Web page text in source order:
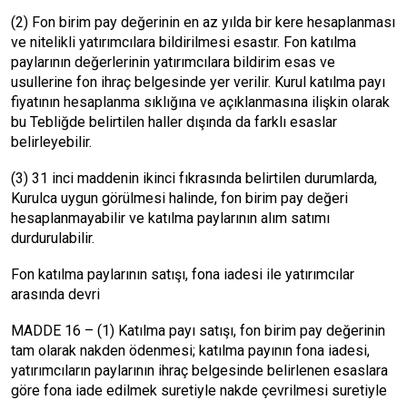
(2) Fon birim pay değerinin en az yılda bir kere hesaplanması
ve nitelikli yatırımcılara bildirilmesi esastır. Fon katılma
paylarının değerlerinin yatırımcılara bildirim esas ve
usullerine fon ihraç belgesinde yer verilir. Kurul katılma payı
fiyatının hesaplanma sıklığına ve açıklanmasına ilişkin olarak
bu Tebliğde belirtilen haller dışında da farklı esaslar
belirleyebilir.
(3) 31 inci maddenin ikinci fıkrasında belirtilen durumlarda,
Kurulca uygun görülmesi halinde, fon birim pay değeri
hesaplanmayabilir ve katılma paylarının alım satımı
durdurulabilir.
Fon katılma paylarının satışı, fona iadesi ile yatırımcılar
arasında devri
MADDE 16 – (1) Katılma payı satışı, fon birim pay değerinin
tam olarak nakden ödenmesi; katılma payının fona iadesi,
yatırımcıların paylarının ihraç belgesinde belirlenen esaslara
göre fona iade edilmek suretiyle nakde çevrilmesi suretiyle